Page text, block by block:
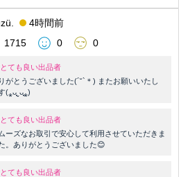
4時間前
1715
0 0
とても良い出品者
がとうございました(´˘`＊) またお願いいたし
(⁎ᴗ͈ˬᴗ͈⁎)
とても良い出品者
ーズなお取引で安心して利用させていただきま
。ありがとうございました😊
とても良い出品者